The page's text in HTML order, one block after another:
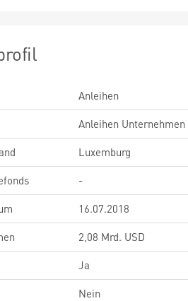
Anleihen
Anleihen Unternehmen
Luxemburg
-
16.07.2018
2,08 Mrd. USD
Ja
Nein